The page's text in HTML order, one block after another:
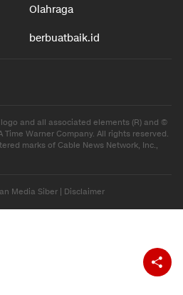
Olahraga
berbuatbaik.id
and all associated elements (R) and ©
Time Warner Company. All rights reserved.
marks of Cable News Network, Inc.,
Media Siber Disclaimer